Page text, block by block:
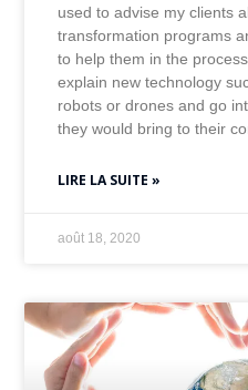
used to advise my clients
transformation programs
to help them in the
explain new technology
robots or drones and go
they would bring to their
LIRE LA SUITE »
août 18, 2020